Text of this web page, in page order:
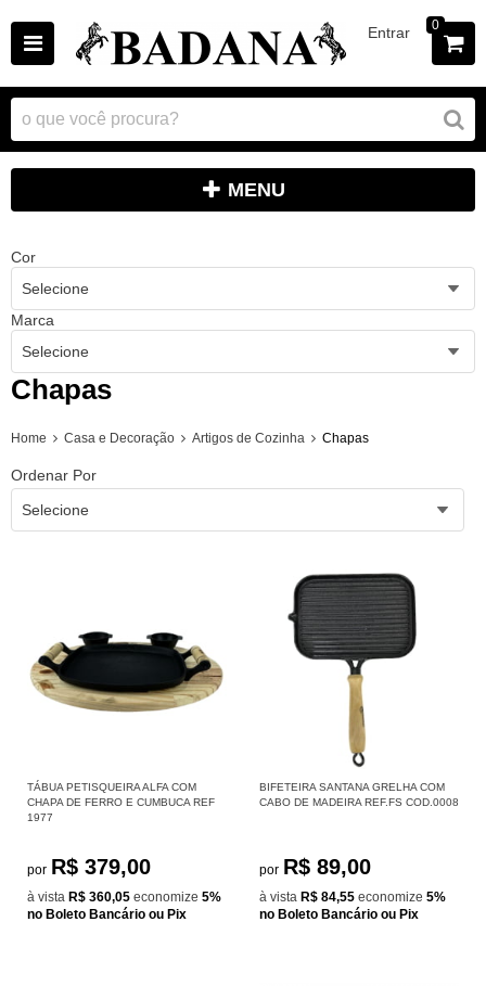
Entrar 0
MENU
Cor
Selecione
Marca
Selecione
Chapas
Home Casa e Decoração Artigos de Cozinha Chapas
Ordenar Por
Selecione
TÁBUA PETISQUEIRA ALFA COM
CHAPA DE FERRO E CUMBUCA REF
1977
por R$ 379,00
à vista R$ 360,05 economize 5%
no Boleto Bancário ou Pix
BIFETEIRA SANTANA GRELHA COM
CABO DE MADEIRA REF.FS COD.0008
por R$ 89,00
à vista R$ 84,55 economize 5%
no Boleto Bancário ou Pix